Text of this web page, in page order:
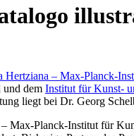
Hertziana – Max-Planck-
dem Institut für Kunst-
liegt bei Dr. Georg
Max-Planck-Institut für